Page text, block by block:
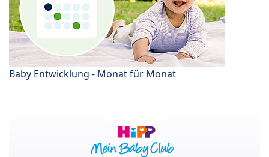
Baby Entwicklung - Monat für Monat